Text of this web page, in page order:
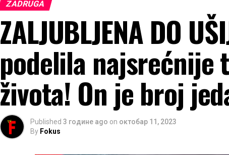
ZADRUGA
ZALJUBLJENA DO
podelila najsrećnije
života! On je broj
Published 3 године ago on октобар 11, 2023
By Fokus